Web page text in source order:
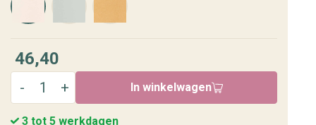
46,40
In winkelwagen
3 tot 5 werkdagen